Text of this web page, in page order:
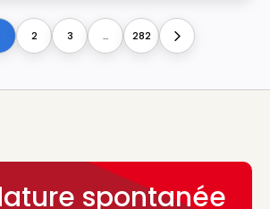
2 3 ... 282 Next
spontanée